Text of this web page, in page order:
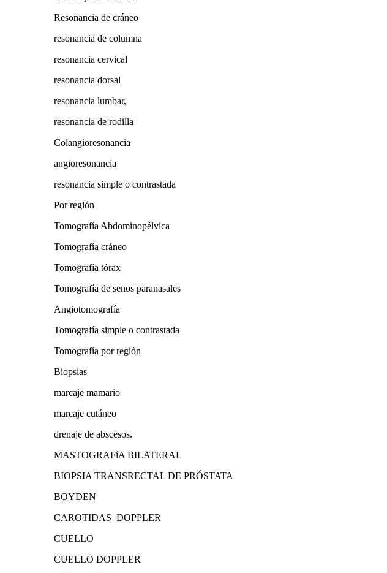
Resonancia de cráneo
resonancia de columna
resonancia cervical
resonancia dorsal
resonancia lumbar,
resonancia de rodilla
Colangioresonancia
angioresonancia
resonancia simple o contrastada
Por región
Tomografía Abdominopélvica
Tomografía cráneo
Tomografía tórax
Tomografía de senos paranasales
Angiotomografía
Tomografía simple o contrastada
Tomografía por región
Biopsias
marcaje mamario
marcaje cutáneo
drenaje de abscesos.
MASTOGRAFíA BILATERAL
BIOPSIA TRANSRECTAL DE PRÓSTATA
BOYDEN
CAROTIDAS DOPPLER
CUELLO
CUELLO DOPPLER